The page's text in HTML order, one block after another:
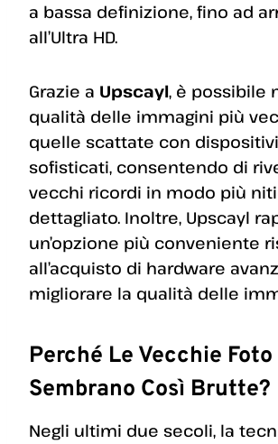
a bassa definizione, fino ad
all’Ultra HD.
Grazie a Upscayl, è possibile
qualità delle immagini più
quelle scattate con
sofisticati, consentendo di
vecchi ricordi in modo più
dettagliato. Inoltre, Upscayl
un’opzione più conveniente
all’acquisto di hardware
migliorare la qualità delle
Perché Le Vecchie Foto
Sembrano Così Brutte?
Negli ultimi due secoli, la